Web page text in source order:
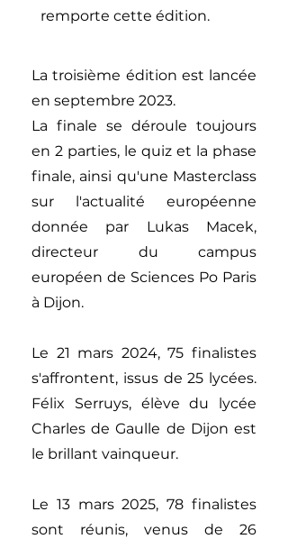
remporte cette édition.
La troisième édition est lancée
en septembre 2023.
La finale se déroule toujours
en 2 parties, le quiz et la phase
finale, ainsi qu'une Masterclass
sur l'actualité européenne
donnée par Lukas Macek,
directeur du campus
européen de Sciences Po Paris
à Dijon.
Le 21 mars 2024, 75 finalistes
s'affrontent, issus de 25 lycées.
Félix Serruys, élève du lycée
Charles de Gaulle de Dijon est
le brillant vainqueur.
Le 13 mars 2025, 78 finalistes
sont réunis, venus de 26